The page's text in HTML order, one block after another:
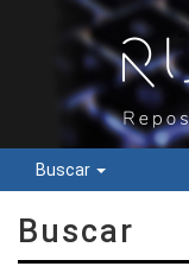
Buscar
Buscar